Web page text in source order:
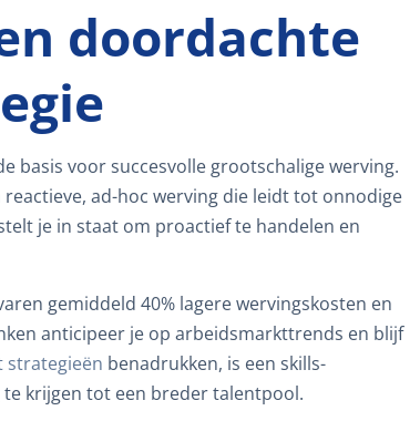
doordachte
basis voor succesvolle grootschalige werving.
ad-hoc werving die leidt tot onnodige
je in staat om proactief te handelen en
gemiddeld 40% lagere wervingskosten en
anticipeer je op arbeidsmarkttrends en blijf
benadrukken, is een skills-
krijgen tot een breder talentpool.